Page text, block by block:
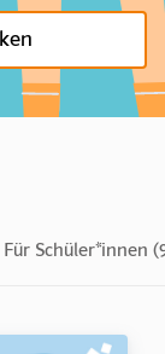
Für Schüler*innen